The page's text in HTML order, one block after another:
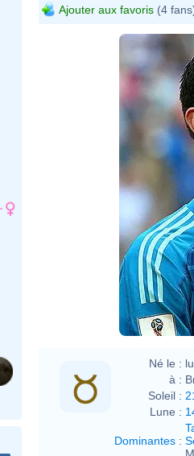
Ajouter aux favoris (4
Né le :
à :
Soleil :
Lune :
Dominantes :